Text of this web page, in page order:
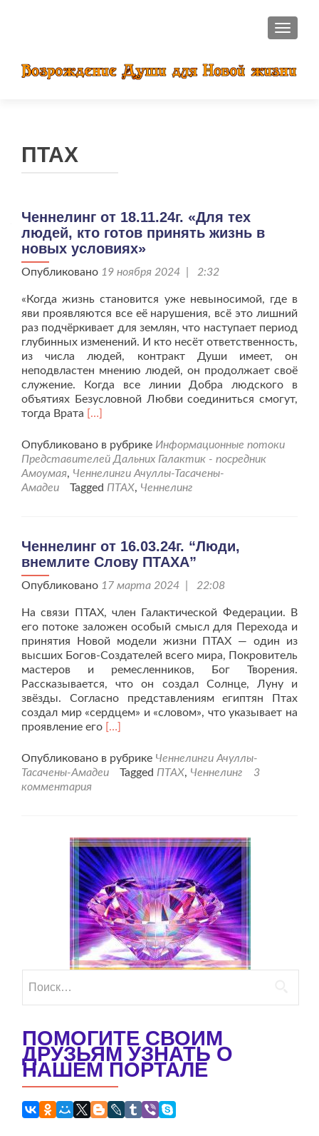
ПТАХ
Ченнелинг от 18.11.24г. «Для тех
людей, кто готов принять жизнь в
новых условиях»
Опубликовано 19 ноября 2024 | 2:32
«Когда жизнь становится уже невыносимой, где в
яви проявляются все её нарушения, всё это лишний
раз подчёркивает для землян, что наступает период
глубинных изменений. И кто несёт ответственность,
из числа людей, контракт Души имеет, он
неподвластен мнению людей, он продолжает своё
служение. Когда все линии Добра людского в
объятиях Безусловной Любви соединиться смогут,
тогда Врата Читать
проЧеннелинг
от
18.11.24г.
«Для
готов
принять
жизнь
в
условиях»
[…]
Опубликовано в рубрике Информационные потоки
Представителей Дальних Галактик - посредник
Амоумая, Ченнелинги Ачуллы-Тасачены-
Амадеи
Tagged ПТАХ, Ченнелинг
Ченнелинг от 16.03.24г. “Люди,
внемлите Слову ПТАХА”
Опубликовано 17 марта 2024 | 22:08
На связи ПТАХ, член Галактической Федерации. В
его потоке заложен особый смысл для Перехода и
принятия Новой модели жизни ПТАХ — один из
высших Богов-Создателей всего мира, Покровитель
мастеров и ремесленников, Бог Творения.
Рассказывается, что он создал Солнце, Луну и
звёзды. Согласно представлениям египтян Птах
создал мир «сердцем» и «словом», что указывает на
проявление его Читать
проЧеннелинг
от
ПТАХА”
[…]
Опубликовано в рубрике Ченнелинги Ачуллы-
Тасачены-Амадеи
Tagged ПТАХ, Ченнелинг
3
комментария
ПОМОГИТЕ СВОИМ
ДРУЗЬЯМ УЗНАТЬ О
НАШЕМ ПОРТАЛЕ